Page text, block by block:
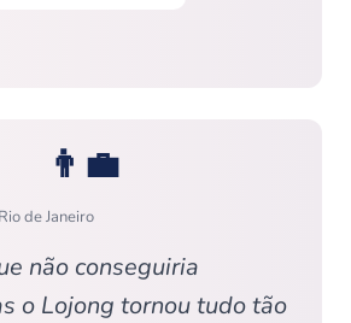
👨‍💼
de Janeiro
não conseguiria
o Lojong tornou tudo tão